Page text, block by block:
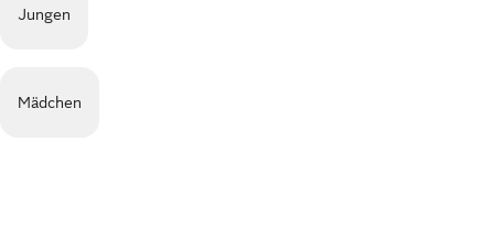
Jungen
Mädchen